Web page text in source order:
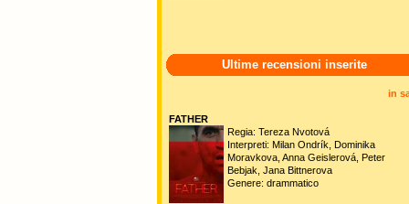
Ultime recensioni inserite
in
FATHER
Regia: Tereza Nvotová
Interpreti: Milan Ondrík, Dominika
Moravkova, Anna Geislerová, Peter
Bebjak, Jana Bittnerova
Genere: drammatico